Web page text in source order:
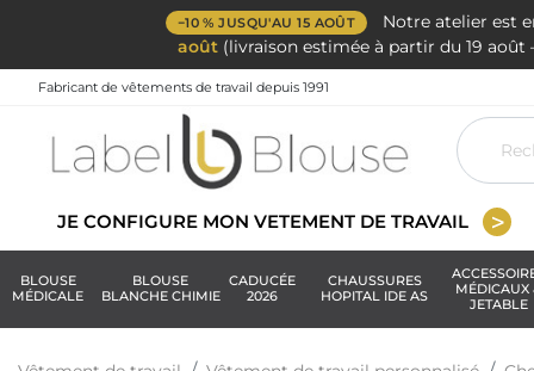
−10 % JUSQU'AU 15 AOÛT
Notre atelier est
août (livraison estimée à partir du 19
Fabricant de vêtements de travail depuis 1991
JE CONFIGURE MON VETEMENT DE TRAVAIL
BLOUSE
MÉDICALE
BLOUSE
BLANCHE CHIMIE
CADUCÉE
2026
CHAUSSURES
HOPITAL IDE AS
MÉDICAUX
JETABLE